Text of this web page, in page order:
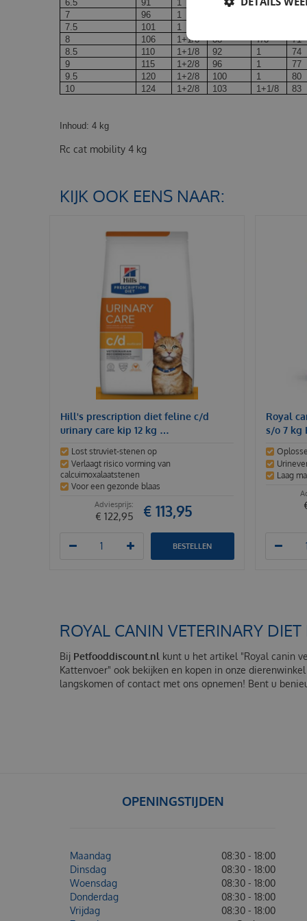
6.5
91 1 6/8 61
7
96 1
7.5
101 1
8
106 1+1/8 88 7/8 71
8.5
110 1+1/8 92 1 74
9
115 1+2/8 96 1 77
9.5
120 1+2/8 100 1 80
10
124 1+2/8 103 1+1/8 83
Inhoud: 4 kg
Rc cat mobility 4 kg
KIJK OOK EENS NAAR:
Hill's prescription diet feline c/d
urinary care kip 12 kg …
Lost struviet-stenen op
Verlaagt risico vorming van
calcuimoxalaatstenen
Voor een gezonde blaas
€ 122,95 € 113,95
BESTELLEN
Royal
s/o 7 kg
Laag
ROYAL CANIN VETERINARY
Bij Petfooddiscount.nl kunt u het artikel "Royal canin
Kattenvoer" ook bekijken en kopen in onze
langskomen of contact met ons opnemen! Bent u
OPENINGSTIJDEN
Maandag
08:30 - 18:00
Dinsdag
08:30 - 18:00
Woensdag
08:30 - 18:00
Donderdag
08:30 - 18:00
Vrijdag
08:30 - 18:00